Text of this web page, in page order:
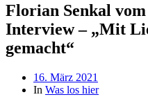
Florian Senkal
Interview – „Mit
gemacht“
Beitragsdatum
16. März 2021
In Was los hier